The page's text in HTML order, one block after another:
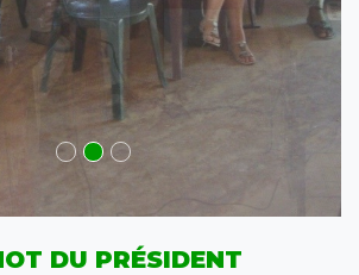
DU PRÉSIDENT